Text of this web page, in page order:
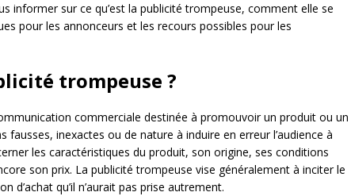
informer sur ce qu’est la publicité trompeuse, comment elle se
pour les annonceurs et les recours possibles pour les
trompeuse ?
commerciale destinée à promouvoir un produit ou un
inexactes ou de nature à induire en erreur l’audience à
les caractéristiques du produit, son origine, ses conditions
son prix. La publicité trompeuse vise généralement à inciter le
d’achat qu’il n’aurait pas prise autrement.